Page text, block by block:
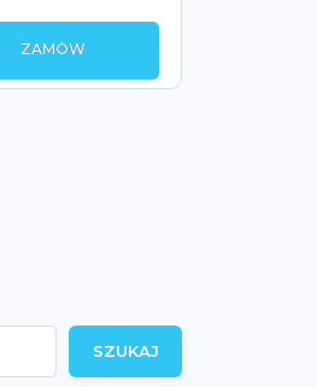
ZAMÓW
SZUKAJ